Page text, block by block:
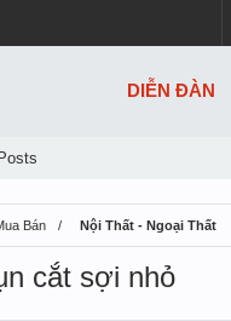
Bán Nội Thất - Ngoại Thất
cắt sợi nhỏ
DIỄN ĐÀN